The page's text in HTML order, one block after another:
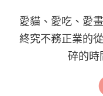
愛貓、愛吃、愛
終究不務正業的
碎的時